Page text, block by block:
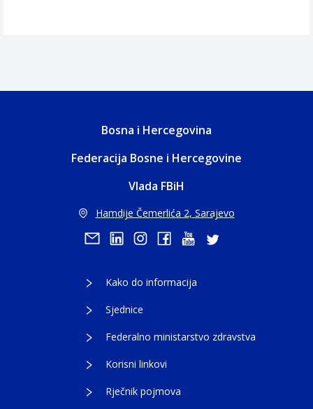
Bosna i Hercegovina
Federacija Bosne i Hercegovine
Vlada FBiH
Hamdije Čemerlića 2, Sarajevo
Kako do informacija
Sjednice
Federalno ministarstvo zdravstva
Korisni linkovi
Rječnik pojmova